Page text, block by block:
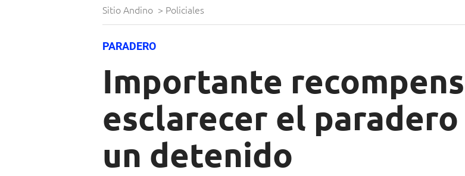
Sitio Andino > Policiales
PARADERO
Importante
esclarecer el paradero
un detenido